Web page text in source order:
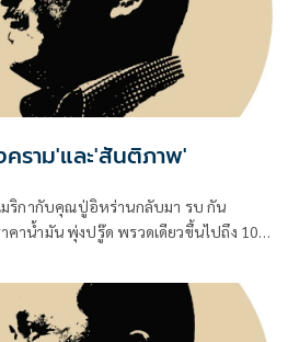
ราม'และ'สันติภาพ'
ริกากับคุณปู่อิหร่านกลับมา รบ กัน
าคาน้ำมัน พุ่งปรู๊ด พรวดเดียวขึ้นไปถึง 100
ริกา